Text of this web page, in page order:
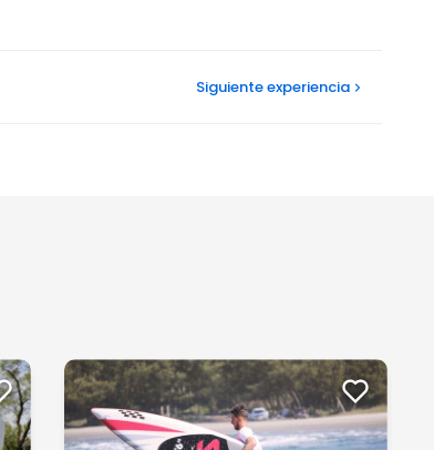
Siguienteexperiencia